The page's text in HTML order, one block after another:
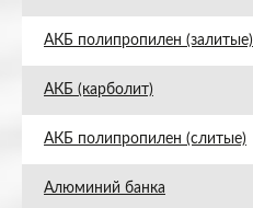
АКБ полипропилен (залитые)
АКБ (карболит)
АКБ полипропилен (слитые)
Алюминий банка